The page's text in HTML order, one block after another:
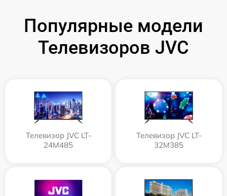
Популярные модели
Телевизоров JVC
Телевизор JVC LT-
24M485
Телевизор JVC LT-
32M385